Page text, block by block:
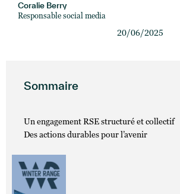
Coralie Berry
Responsable social media
20/06/2025
Sommaire
Un engagement RSE structuré et collectif
Des actions durables pour l’avenir